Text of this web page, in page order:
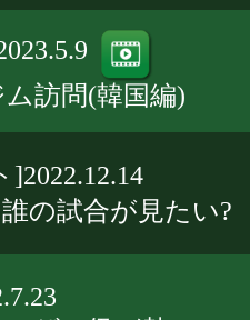
訪問(韓国編)
の試合が見たい?